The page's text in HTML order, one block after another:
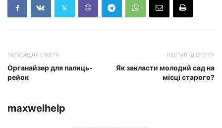
попередня стаття
Органайзер для палиць-
рейок
наступна стаття
Як закласти молодий сад на
місці старого?
maxwelhelp